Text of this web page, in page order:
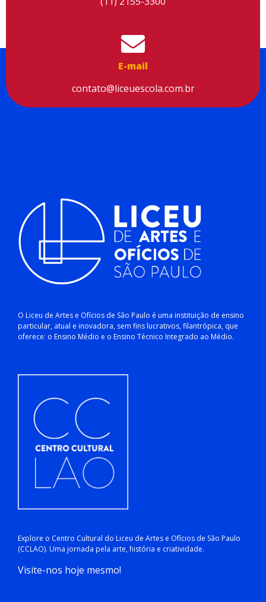
E-mail
contato@liceuescola.com.br
O Liceu de Artes e Ofícios de São Paulo é uma instituição de ensino
particular, atual e inovadora, sem fins lucrativos, filantrópica, que
oferece: o Ensino Médio e o Ensino Técnico Integrado ao Médio.
Explore o Centro Cultural do Liceu de Artes e Ofícios de São Paulo
(CCLAO). Uma jornada pela arte, história e criatividade.
Visite-nos hoje mesmo!
segurança à sua navegação. Para saber mais, consulte nossa
Política de Privacidade
Aceitar cookies